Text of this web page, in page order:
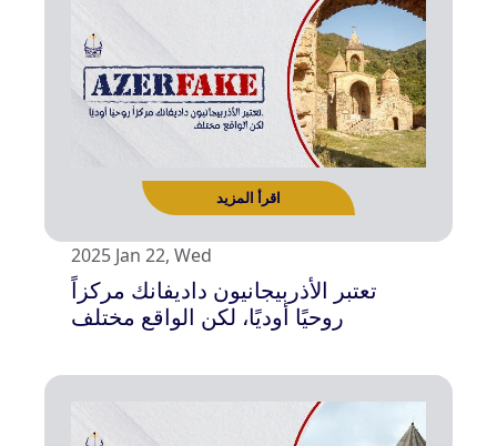
2025 Jan 22, Wed
تعتبر الأذربيجانيون داديفانك مركزاً
روحيًا أوديًا، لكن الواقع مختلف